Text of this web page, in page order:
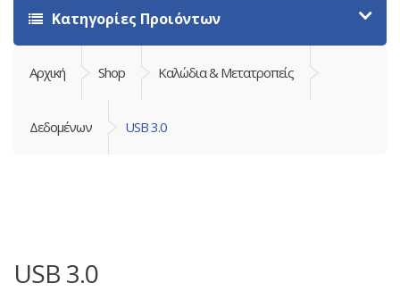
Κατηγορίες Προιόντων
Αρχική Shop Καλώδια & Μετατροπείς
Δεδομένων USB 3.0
USB 3.0